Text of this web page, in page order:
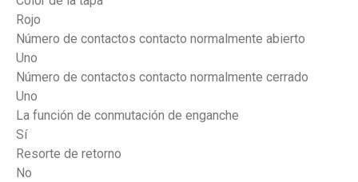
Rojo
Número de contactos contacto normalmente abierto
Uno
Número de contactos contacto normalmente cerrado
Uno
La función de conmutación de enganche
Sí
Resorte de retorno
No